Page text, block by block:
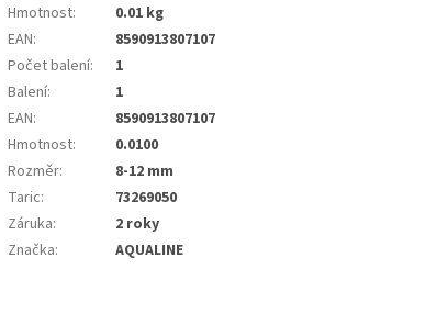
Hmotnost:
0.01 kg
EAN:
8590913807107
Počet balení:
1
Balení:
1
EAN:
8590913807107
Hmotnost:
0.0100
Rozměr:
8-12 mm
Taric:
73269050
Záruka:
2 roky
Značka: AQUALINE